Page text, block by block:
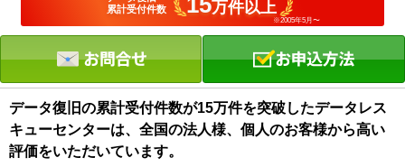
累計受付件数
万件以上
※2005年5月〜
データ復旧の累計受付件数が15万件を突破したデータレス
キューセンターは、全国の法人様、個人のお客様から高い
評価をいただいています。
サービスの流れ
データレスキューセンターの特徴
データ復旧料金
データ復旧事例